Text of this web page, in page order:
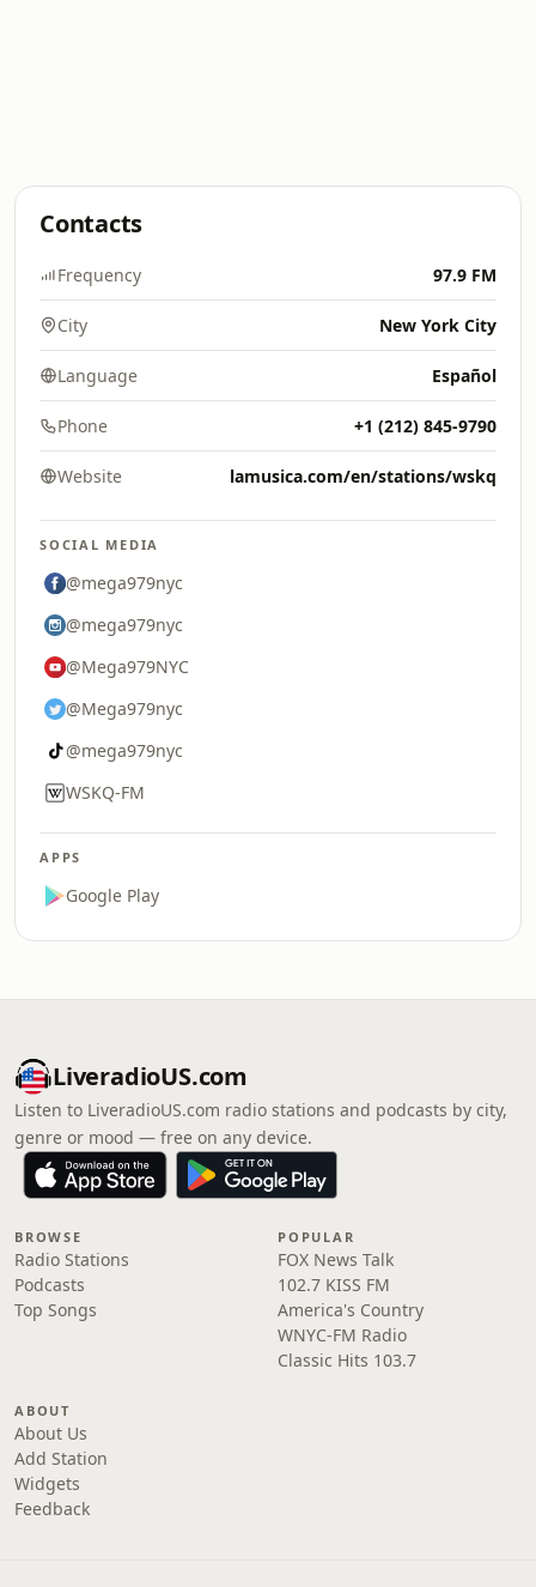
Contacts
Frequency 97.9 FM
City New York City
Language Español
Phone +1 (212) 845-9790
Website lamusica.com/en/stations/wskq
SOCIAL MEDIA
@mega979nyc
@mega979nyc
@Mega979NYC
@Mega979nyc
@mega979nyc
WSKQ-FM
APPS
Google Play
LiveradioUS.com
Listen to LiveradioUS.com radio stations and podcasts by city,
genre or mood — free on any device.
BROWSE
Radio Stations
Podcasts
Top Songs
POPULAR
FOX News Talk
102.7 KISS FM
America's Country
WNYC-FM Radio
Classic Hits 103.7
ABOUT
About Us
Add Station
Widgets
Feedback